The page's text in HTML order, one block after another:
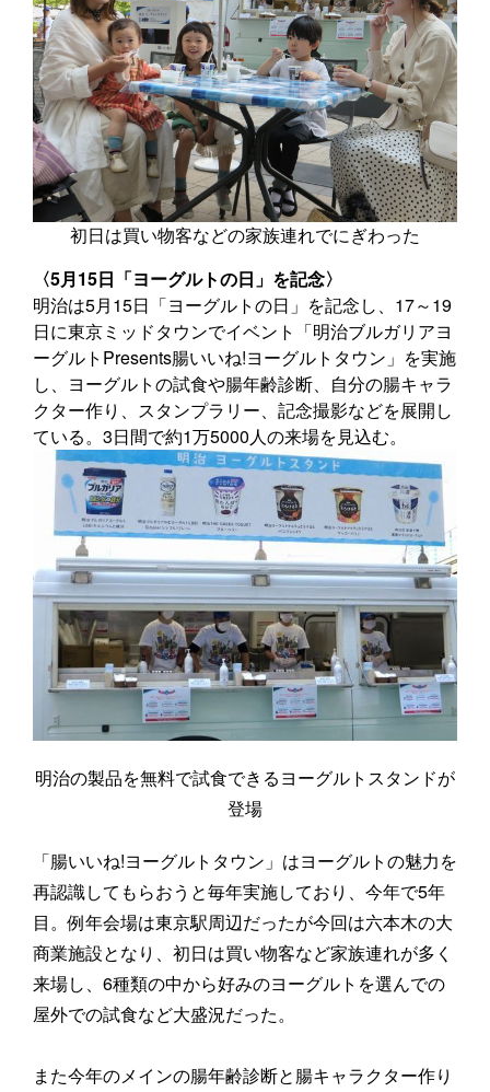
初日は買い物客などの家族連れでにぎわった
〈5月15日「ヨーグルトの日」を記念〉
明治は5月15日「ヨーグルトの日」を記念し、17～19
日に東京ミッドタウンでイベント「明治ブルガリアヨ
ーグルトPresents腸いいね!ヨーグルトタウン」を実施
し、ヨーグルトの試食や腸年齢診断、自分の腸キャラ
クター作り、スタンプラリー、記念撮影などを展開し
ている。3日間で約1万5000人の来場を見込む。
明治の製品を無料で試食できるヨーグルトスタンドが
登場
「腸いいね!ヨーグルトタウン」はヨーグルトの魅力を
再認識してもらおうと毎年実施しており、今年で5年
目。例年会場は東京駅周辺だったが今回は六本木の大
商業施設となり、初日は買い物客など家族連れが多く
来場し、6種類の中から好みのヨーグルトを選んでの
屋外での試食など大盛況だった。
また今年のメインの腸年齢診断と腸キャラクター作り